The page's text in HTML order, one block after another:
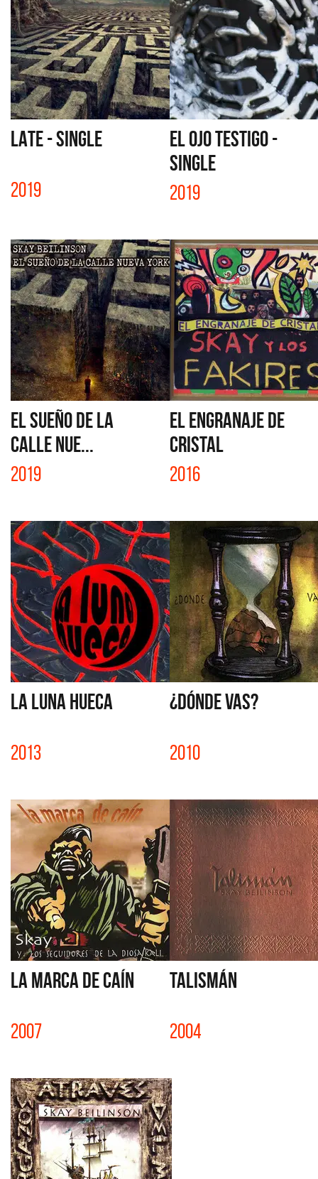
LATE - SINGLE
2019
EL OJO TESTIGO -
SINGLE
2019
EL SUEÑO DE LA
CALLE NUE...
2019
EL ENGRANAJE DE
CRISTAL
2016
LA LUNA HUECA
2013
¿DÓNDE VAS?
2010
LA MARCA DE CAÍN
2007
TALISMÁN
2004